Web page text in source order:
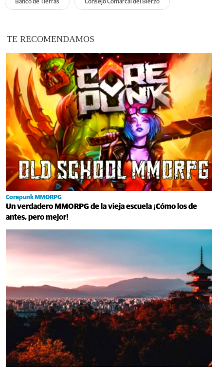
Banco de Tierras Consejo Comarcal del Bierzo
TE RECOMENDAMOS
Corepunk MMORPG
Un verdadero MMORPG de la vieja escuela ¡Cómo los de
antes, pero mejor!